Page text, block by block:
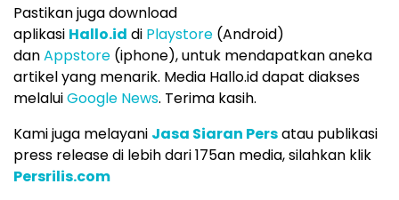
Pastikan juga download
aplikasi Hallo.id di Playstore (Android)
danAppstore (iphone), untuk mendapatkan aneka
artikel yang menarik. Media Hallo.id dapat diakses
melaluiGoogle News. Terima kasih.
Kami juga melayani Jasa Siaran Persatau publikasi
press release di lebih dari 175an media, silahkan klik
Persrilis.com